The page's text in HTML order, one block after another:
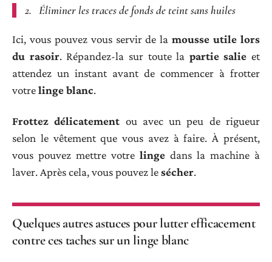
2. Éliminer les traces de fonds de teint sans huiles
Ici, vous pouvez vous servir de lamousse utile lors
du rasoir. Répandez-la sur toute la partie salie et
attendez un instant avant de commencer à frotter
votrelinge blanc.
Frottez délicatement ou avec un peu de rigueur
selon le vêtement que vous avez à faire. À présent,
vous pouvez mettre votre linge dans la machine à
laver. Après cela, vous pouvez lesécher.
Quelques autres astuces pour lutter efficacement
contre ces taches sur un linge blanc